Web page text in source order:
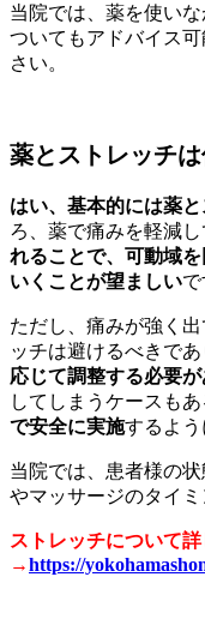
当院では、薬を使い
ついてもアドバイス
さい。
薬とストレッチ
はい、基本的には薬
ろ、薬で痛みを軽減
れることで、可動域
いくことが望ましいで
ただし、痛みが強く
ッチは避けるべきであ
応じて調整する必要
してしまうケースもあ
で安全に実施するよう
当院では、患者様の
やマッサージのタイミ
ストレッチについて
→https://